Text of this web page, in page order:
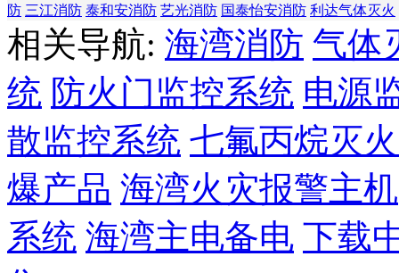
防 三江消防 泰和安消防 艺光消防 国泰怡安消防 利达气体灭火
相关导航: 海湾消防 气体
统 防火门监控系统 电源
散监控系统 七氟丙烷灭
爆产品 海湾火灾报警主机
系统 海湾主电备电 下载